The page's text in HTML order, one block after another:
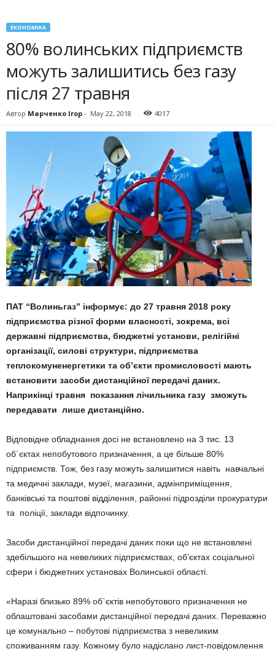
ЕКОНОМІКА
80% волинських підприємств
можуть залишитись без газу
після 27 травня
Автор Марченко Ігор - May 22, 2018 4017
ПАТ “Волиньгаз” інформує: до 27 травня 2018 року
підприємства різної форми власності, зокрема, всі
державні підприємства, бюджетні установи, релігійні
організації, силові структури, підприємства
теплокомуненергетики та об’єкти промисловості мають
встановити засоби дистанційної передачі даних.
Наприкінці травня показання лічильника газу зможуть
передавати лише дистанційно.
Відповідне обладнання досі не встановлено на 3 тис. 13
об`єктах непобутового призначення, а це більше 80%
підприємств. Тож, без газу можуть залишитися навіть навчальні
та медичні заклади, музеї, магазини, адмінприміщення,
банківські та поштові відділення, районні підрозділи прокуратури
та поліції, заклади відпочинку.
Засоби дистанційної передачі даних поки що не встановлені
здебільшого на невеликих підприємствах, об’єктах соціальної
сфери і бюджетних установах Волинської області.
«Наразі близько 89% об`єктів непобутового призначення не
облаштовані засобами дистанційної передачі даних. Переважно
це комунально – побутові підприємства з невеликим
споживанням газу. Кожному було надіслано лист-повідомлення